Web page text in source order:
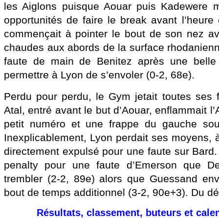
les Aiglons puisque Aouar puis Kadewere
opportunités de faire le break avant
commençait à pointer le bout de son nez
chaudes aux abords de la surface
faute de main de Benitez après une
permettre à Lyon de s’envoler (0-2, 68e).
Perdu pour perdu, le Gym jetait toutes ses
Atal, entré avant le but d’Aouar, enflammait
petit numéro et une frappe du gauche
Inexplicablement, Lyon perdait ses moyens,
directement expulsé pour une faute sur
penalty pour une faute d’Emerson que
trembler (2-2, 89e) alors que Guessand
bout de temps additionnel (3-2, 90e+3). Du
Résultats, classement, buteurs et